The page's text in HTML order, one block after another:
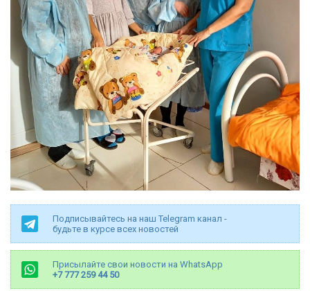
Подписывайтесь на наш Telegram канал -
будьте в курсе всех новостей
Присылайте свои новости на WhatsApp
+7 777 259 44 50